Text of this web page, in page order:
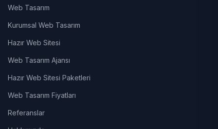
Web Tasarım
Kurumsal Web Tasarım
Hazır Web Sitesi
Web Tasarım Ajansı
Hazır Web Sitesi Paketleri
Web Tasarım Fiyatları
Referanslar